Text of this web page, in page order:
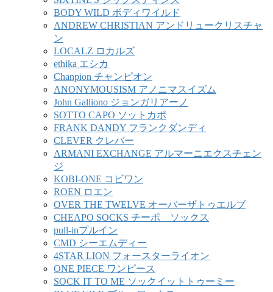
BODY WILD ボディワイルド
ANDREW CHRISTIAN アンドリュークリスチャ
ン
LOCALZ ロカルズ
ethika エシカ
Chanpion チャンピオン
ANONYMOUSISM アノニマスイズム
John Galliono ジョンガリアーノ
SOTTO CAPO ソットカポ
FRANK DANDY フランクダンディ
CLEVER クレバー
ARMANI EXCHANGE アルマーニエクスチェン
ジ
KOBI-ONE コビワン
ROEN ロエン
OVER THE TWELVE オーバーザトゥエルブ
CHEAPO SOCKS チーポ ソックス
pull-inプルイン
CMD シーエムディー
4STAR LION フォースターライオン
ONE PIECE ワンピース
SOCK IT TO ME ソックイットトゥーミー